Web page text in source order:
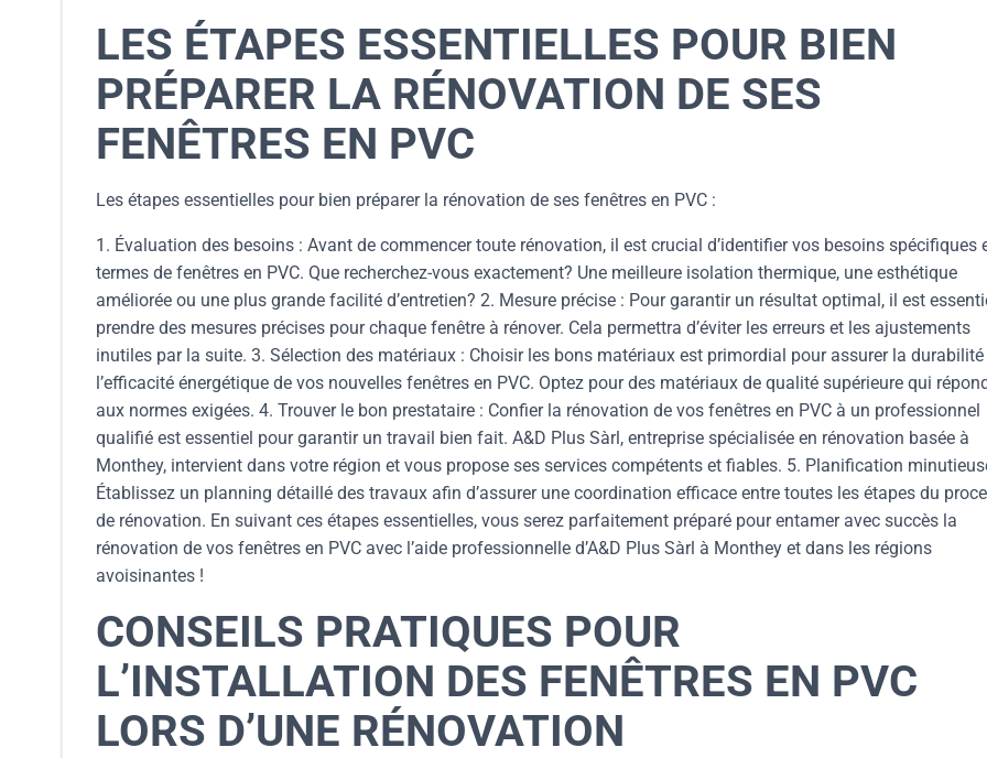
LES ÉTAPES ESSENTIELLES POUR BIEN
PRÉPARER LA RÉNOVATION DE SES
FENÊTRES EN PVC
Les étapes essentielles pour bien préparer la rénovation de ses fenêtres en PVC :
1. Évaluation des besoins : Avant de commencer toute rénovation, il est crucial d’identifier vos besoins spécifiques
termes de fenêtres en PVC. Que recherchez-vous exactement? Une meilleure isolation thermique, une esthétique
améliorée ou une plus grande facilité d’entretien? 2. Mesure précise : Pour garantir un résultat optimal, il est
prendre des mesures précises pour chaque fenêtre à rénover. Cela permettra d’éviter les erreurs et les ajustements
inutiles par la suite. 3. Sélection des matériaux : Choisir les bons matériaux est primordial pour assurer la durabilité
l’efficacité énergétique de vos nouvelles fenêtres en PVC. Optez pour des matériaux de qualité supérieure qui
aux normes exigées. 4. Trouver le bon prestataire : Confier la rénovation de vos fenêtres en PVC à un professionnel
qualifié est essentiel pour garantir un travail bien fait. A&D Plus Sàrl, entreprise spécialisée en rénovation basée à
Monthey, intervient dans votre région et vous propose ses services compétents et fiables. 5. Planification
Établissez un planning détaillé des travaux afin d’assurer une coordination efficace entre toutes les étapes du
de rénovation. En suivant ces étapes essentielles, vous serez parfaitement préparé pour entamer avec succès la
rénovation de vos fenêtres en PVC avec l’aide professionnelle d’A&D Plus Sàrl à Monthey et dans les régions
avoisinantes !
CONSEILS PRATIQUES POUR
L’INSTALLATION DES FENÊTRES EN PVC
LORS D’UNE RÉNOVATION